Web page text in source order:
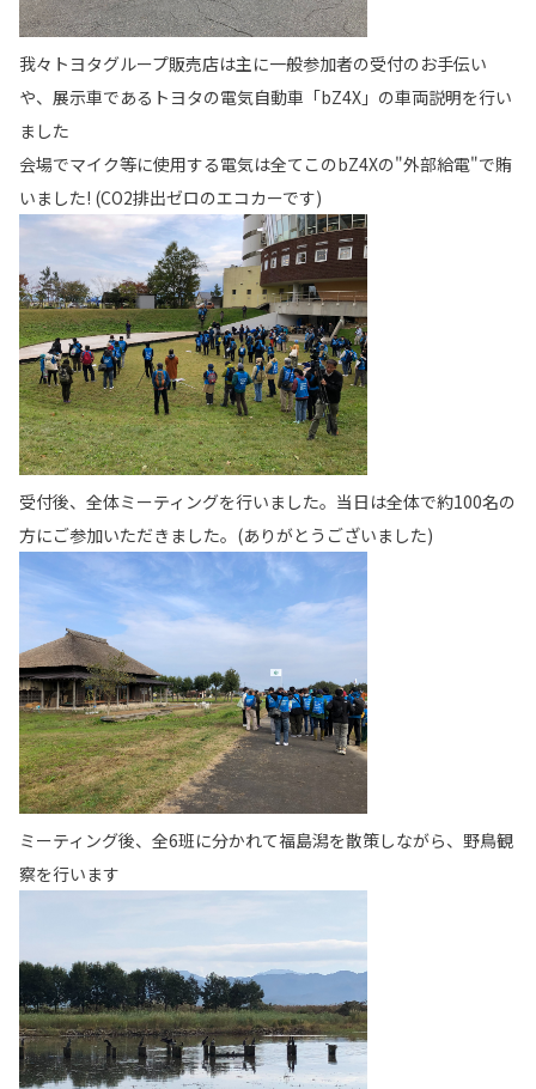
我々トヨタグループ販売店は主に一般参加者の受付のお手伝い
や、展示車であるトヨタの電気自動車「bZ4X」の車両説明を行い
ました
会場でマイク等に使用する電気は全てこのbZ4Xの"外部給電"で賄
いました! (CO2排出ゼロのエコカーです)
受付後、全体ミーティングを行いました。当日は全体で約100名の
方にご参加いただきました。(ありがとうございました)
ミーティング後、全6班に分かれて福島潟を散策しながら、野鳥観
察を行います